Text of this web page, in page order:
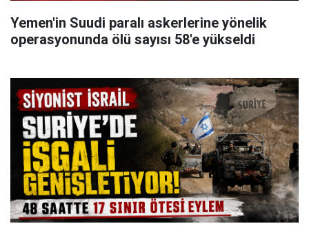
Yemen'in Suudi paralı askerlerine yönelik
operasyonunda ölü sayısı 58'e yükseldi